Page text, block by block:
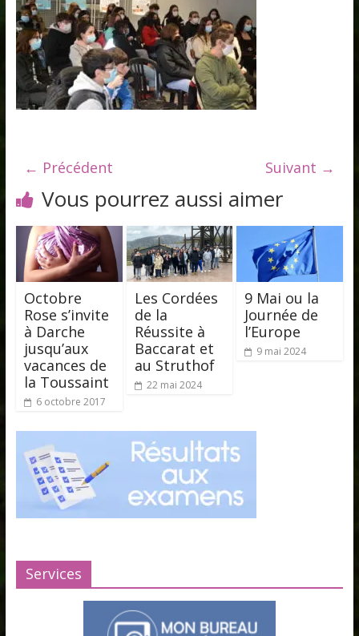
← Précédent Suivant →
Vous pourrez aussi aimer
Octobre
Rose s’invite
à Darche
jusqu’aux
vacances de
la Toussaint
6 octobre 2017
Les Cordées
de la
Réussite à
Baccarat et
au Struthof
22 mai 2024
9 Mai ou la
Journée de
l’Europe
9 mai 2024
Services